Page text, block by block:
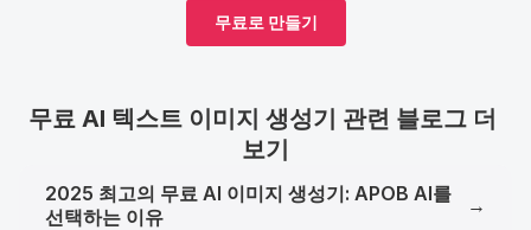
무료로 만들기
무료 AI 텍스트 이미지 생성기 관련 블로그 더
보기
2025 최고의 무료 AI 이미지 생성기: APOB AI를
선택하는 이유
→